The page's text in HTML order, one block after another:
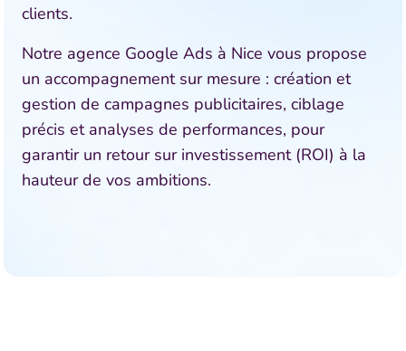
clients.
Notre agence Google Ads à Nice vous propose
un accompagnement sur mesure : création et
gestion de campagnes publicitaires, ciblage
précis et analyses de performances, pour
garantir un retour sur investissement (ROI) à la
hauteur de vos ambitions.